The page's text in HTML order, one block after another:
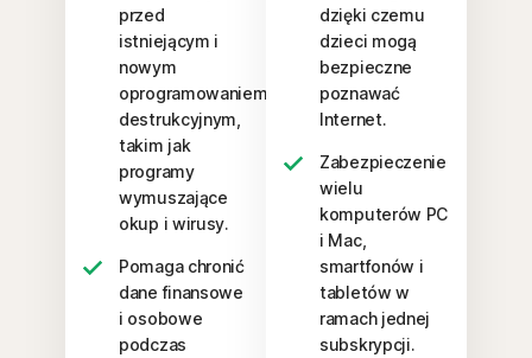
przed
istniejącym i
nowym
oprogramowaniem
destrukcyjnym,
takim jak
programy
wymuszające
okup i wirusy.
Pomaga chronić
dane finansowe
i osobowe
podczas
dzięki czemu
dzieci mogą
bezpieczne
poznawać
Internet.
Zabezpieczenie
wielu
komputerów PC
i Mac,
smartfonów i
tabletów w
ramach jednej
subskrypcji.